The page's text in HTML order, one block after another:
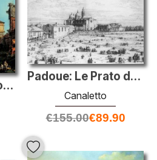
Padoue: Le Prato della Valle avec le Père Noël Giustinia et l'ég
Canaletto
€155.00€89.90
Une île dans le lagon avec une passerelle et une église